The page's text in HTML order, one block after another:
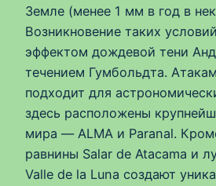
Земле (менее 1 мм в год в
Возникновение таких
эффектом дождевой тени
течением Гумбольдта.
подходит для
здесь расположены
мира — ALMA и Paranal.
равнины Salar de Atacama и
Valle de la Luna создают